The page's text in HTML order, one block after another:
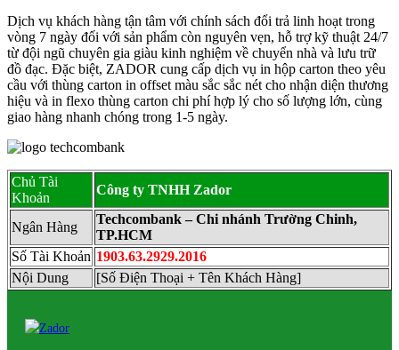
Dịch vụ khách hàng tận tâm với chính sách đổi trả linh hoạt trong
vòng 7 ngày đối với sản phẩm còn nguyên vẹn, hỗ trợ kỹ thuật 24/7
từ đội ngũ chuyên gia giàu kinh nghiệm về chuyển nhà và lưu trữ
đồ đạc. Đặc biệt, ZADOR cung cấp dịch vụ in hộp carton theo yêu
cầu với thùng carton in offset màu sắc sắc nét cho nhận diện thương
hiệu và in flexo thùng carton chi phí hợp lý cho số lượng lớn, cùng
giao hàng nhanh chóng trong 1-5 ngày.
Chủ Tài
Khoản
Công ty TNHH Zador
Ngân Hàng
Techcombank – Chi nhánh Trường Chinh,
TP.HCM
Số Tài Khoản 1903.63.2929.2016
Nội Dung
[Số Điện Thoại + Tên Khách Hàng]